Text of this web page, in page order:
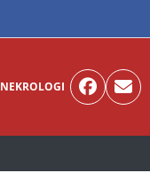
NEKROLOGI